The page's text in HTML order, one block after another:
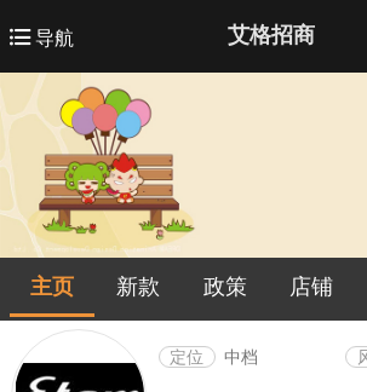
导航 艾格招商
主页 新款 政策 店铺
定位 中档